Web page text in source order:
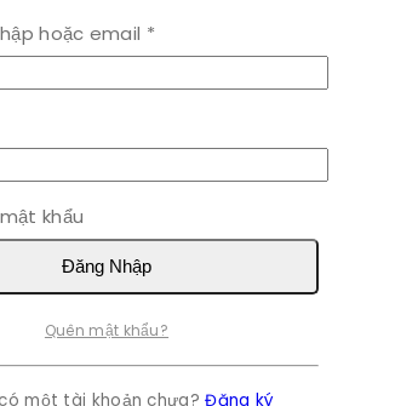
hoặc email *Bắt
buộc
khẩu
Đăng Nhập
Quên mật khẩu?
một tài khoản chưa?Đăng ký